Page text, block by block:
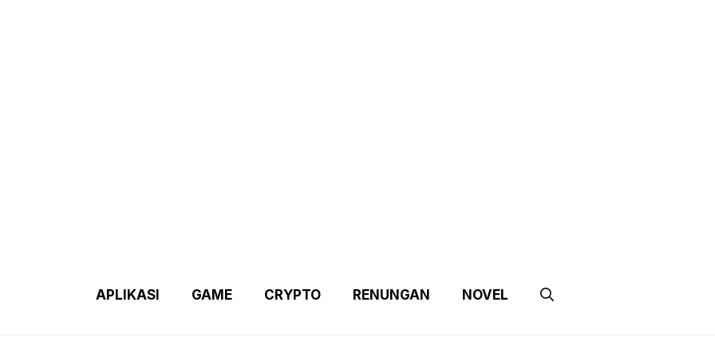
APLIKASI GAME CRYPTO RENUNGAN NOVEL